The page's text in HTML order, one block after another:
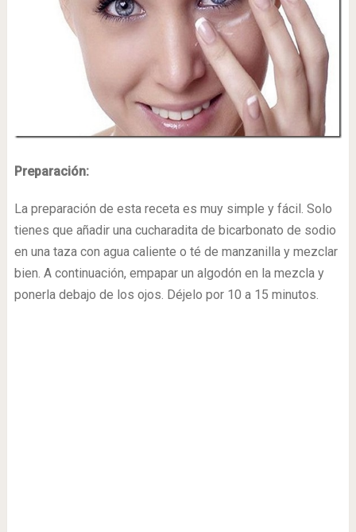
Preparación:
La preparación de esta receta es muy simple y fácil. Solo
tienes que añadir una cucharadita de bicarbonato de sodio
en una taza con agua caliente o té de manzanilla y mezclar
bien. A continuación, empapar un algodón en la mezcla y
ponerla debajo de los ojos. Déjelo por 10 a 15 minutos.